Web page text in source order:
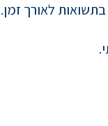
לאורך זמן.